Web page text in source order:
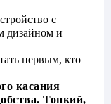
с
дизайном и
первым, кто
касания
Тонкий,